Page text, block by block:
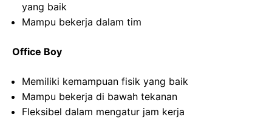
yang baik
Mampu bekerja dalam tim
Office Boy
Memiliki kemampuan fisik yang baik
Mampu bekerja di bawah tekanan
Fleksibel dalam mengatur jam kerja